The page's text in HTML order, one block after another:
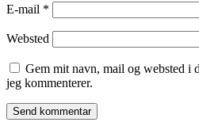
E-mail *
Websted
Gem mit navn, mail og websted i
jeg kommenterer.